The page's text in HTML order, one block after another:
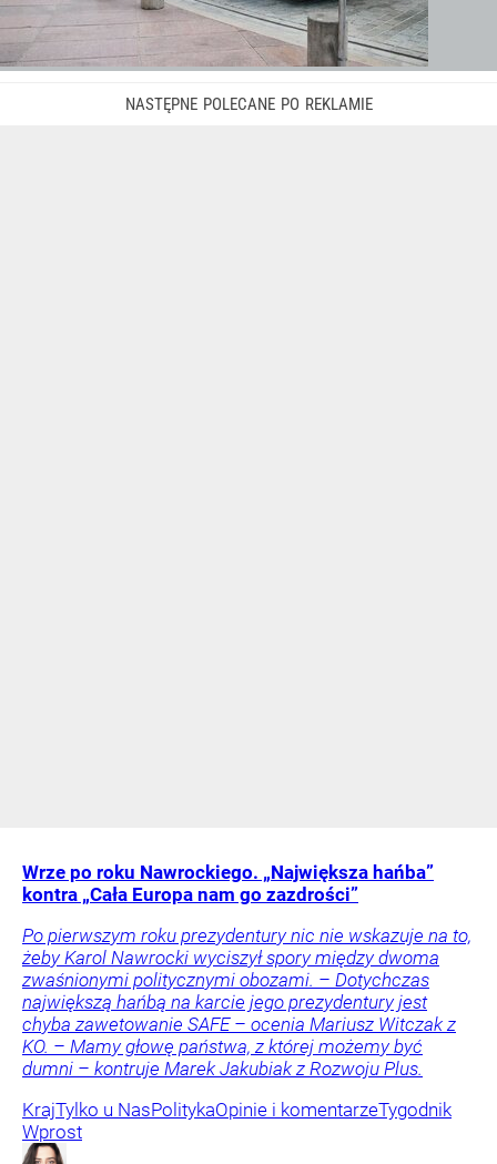
Wrze po roku Nawrockiego. „Największa hańba”
kontra „Cała Europa nam go zazdrości”
Po pierwszym roku prezydentury nic nie wskazuje na to,
żeby Karol Nawrocki wyciszył spory między dwoma
zwaśnionymi politycznymi obozami. – Dotychczas
największą hańbą na karcie jego prezydentury jest
chyba zawetowanie SAFE – ocenia Mariusz Witczak z
KO. – Mamy głowę państwa, z której możemy być
dumni – kontruje Marek Jakubiak z Rozwoju Plus.
KrajTylko u NasPolitykaOpinie i komentarzeTygodnik
Wprost